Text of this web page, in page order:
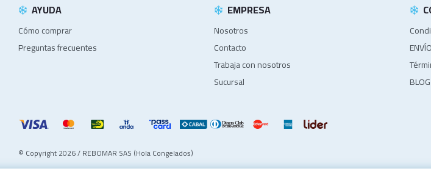
AYUDA
Cómo comprar
Preguntas frecuentes
EMPRESA
Nosotros
Contacto
Trabaja con nosotros
Sucursal
BLOG
© Copyright 2026 / REBOMAR SAS (Hola Congelados)